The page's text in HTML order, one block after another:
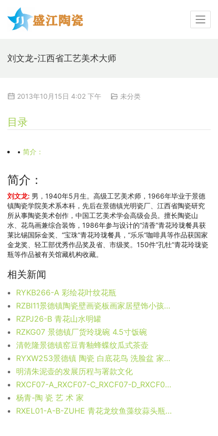
刘文龙-江西省工艺美术大师
2013年10月15日 4:02 下午 未分类
目录
• 简介：
简介：
刘文龙: 男，1940年5月生。高级工艺美术师，1966年毕业于景德
镇陶瓷学院美术系本科，先后在景德镇光明瓷厂、江西省陶瓷研究
所从事陶瓷美术创作，中国工艺美术学会高级会员。擅长陶瓷山
水、花鸟画兼综合装饰，1986年参与设计的“清香”青花玲珑餐具获
莱比锡国际金奖、“宝珠”青花玲珑餐具，“乐乐”咖啡具等作品获国家
金龙奖、轻工部优秀作品奖及省、市级奖。150件“孔牡”青花玲珑瓷
瓶等作品被有关馆藏机构收藏。
相关新闻
RYKB266-A 彩绘花叶纹花瓶
RZBI11景德镇陶瓷壁画瓷板画家居壁饰小孩嬉戏图案
RZPJ26-B 青花山水明罐
RZKG07 景德镇厂货玲珑碗 4.5寸饭碗
清乾隆景德镇窑豆青釉蜂蝶纹瓜式茶壶
RYXW253景德镇 陶瓷 白底花鸟 洗脸盆 家居工艺摆设
明清朱泥壶的发展历程与署款文化
RXCF07-A_RXCF07-C_RXCF07-D_RXCF07-E_RXCF07-F_RXCF07-G_RXCF07-H_RXCF07-I_RXCF07-J_RXCF07-K_RXCF07-L_RXCF07-M_RXCF07-O_RXCF07-P 各色底花花叶花鸟纹冬瓜瓶
杨青-陶 瓷 艺 术 家
RXEL01-A-B-ZUHE 青花龙纹鱼藻纹蒜头瓶组合